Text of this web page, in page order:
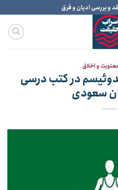
و بررسی ادیان و فرق
و اخلاق
در کتب درسی
سعودی